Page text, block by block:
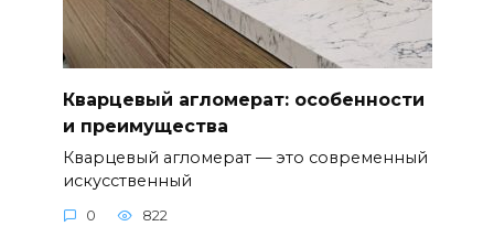
Кварцевый агломерат: особенности
и преимущества
Кварцевый агломерат — это современный
искусственный
0 822